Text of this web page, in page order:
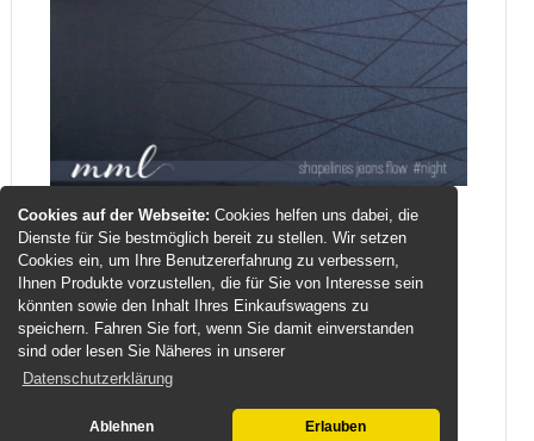
Cookies auf der Webseite:Cookies helfen uns dabei, die
Dienste für Sie bestmöglich bereit zu stellen. Wir setzen
Cookies ein, um Ihre Benutzererfahrung zu verbessern,
Ihnen Produkte vorzustellen, die für Sie von Interesse sein
könnten sowie den Inhalt Ihres Einkaufswagens zu
speichern. Fahren Sie fort, wenn Sie damit einverstanden
sind oder lesen Sie Näheres in unserer
Datenschutzerklärung
Ablehnen Erlauben
SoftTouch Jersey-Stoff "shapelines jeans
flow #night" (0,25m)
Hier bekommst Du einen tollen Jersey, welcher
zur Serie #new leo, herrin...
5,25 EUR
inkl. MwSt.zzgl.